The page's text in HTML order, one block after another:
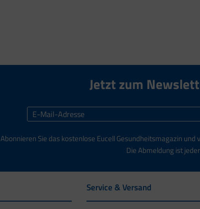
Jetzt zum
Abonnieren Sie das kostenlose Eucell Gesundheitsmagazin
Die Abmeldung ist
Service & Versand